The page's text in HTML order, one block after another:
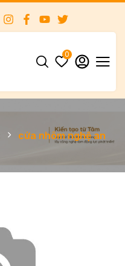
0
cửa nhôm nghệ an